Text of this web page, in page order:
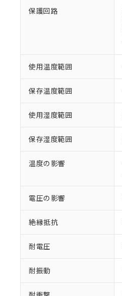
保護回路
使用温度範囲
保存温度範囲
使用湿度範囲
保存湿度範囲
温度の影響
電圧の影響
絶縁抵抗
耐電圧
耐振動